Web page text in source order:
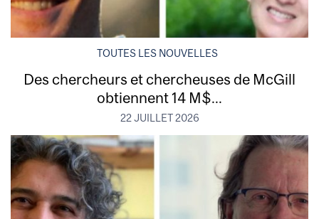
TOUTES LES NOUVELLES
Des chercheurs et chercheuses de McGill
obtiennent 14 M$...
22 JUILLET 2026